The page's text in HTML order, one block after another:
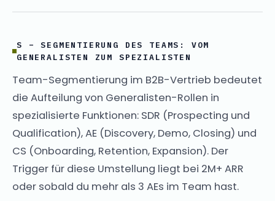
S – SEGMENTIERUNG DES TEAMS: VOM
GENERALISTEN ZUM SPEZIALISTEN
Team-Segmentierung im B2B-Vertrieb bedeutet
die Aufteilung von Generalisten-Rollen in
spezialisierte Funktionen: SDR (Prospecting und
Qualification), AE (Discovery, Demo, Closing) und
CS (Onboarding, Retention, Expansion). Der
Trigger für diese Umstellung liegt bei 2M+ ARR
oder sobald du mehr als 3 AEs im Team hast.